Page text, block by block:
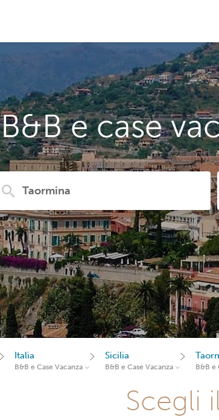
B&B e case
Italia
B&B e Case Vacanza
Sicilia
B&B e Case Vacanza B&B e
Scegli